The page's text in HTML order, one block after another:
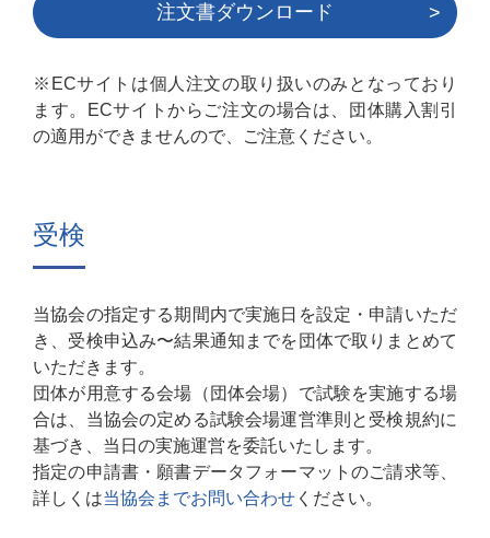
注⽂書ダウンロード
※ECサイトは個⼈注⽂の取り扱いのみとなっており
ます。ECサイトからご注⽂の場合は、団体購⼊割引
の適⽤ができませんので、ご注意ください。
受検
当協会の指定する期間内で実施⽇を設定・申請いただ
き、受検申込み〜結果通知までを団体で取りまとめて
いただきます。
団体が⽤意する会場（団体会場）で試験を実施する場
合は、当協会の定める試験会場運営準則と受検規約に
基づき、当⽇の実施運営を委託いたします。
指定の申請書・願書データフォーマットのご請求等、
詳しくは当協会までお問い合わせ ください。